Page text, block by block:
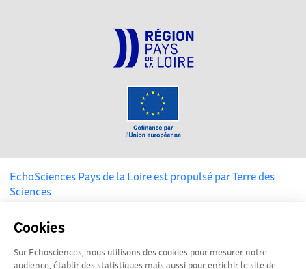
Cookies
Sur Echosciences, nous utilisons des cookies pour mesurer notre
audience, établir des statistiques mais aussi pour enrichir le site de
EchoSciences Pays de la Loire est propulsé parTerre des
Sciences
Mentions légales